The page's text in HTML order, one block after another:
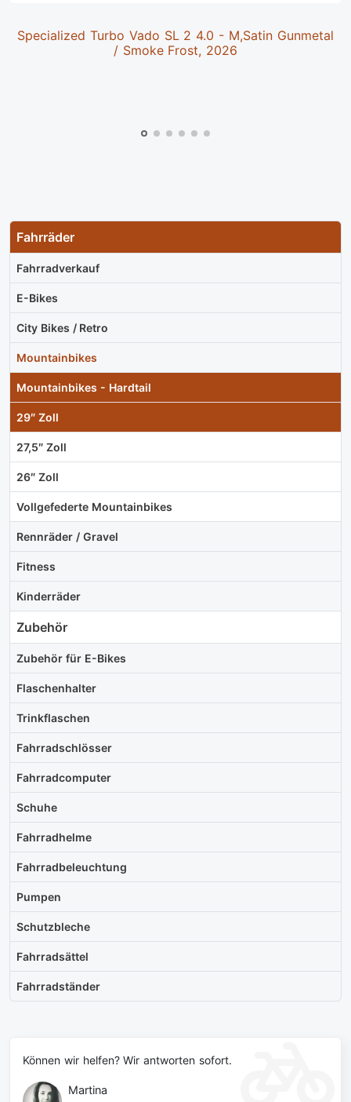
Fahrräder
Fahrradverkauf
E-Bikes
City Bikes / Retro
Mountainbikes
Mountainbikes - Hardtail
29″ Zoll
27,5″ Zoll
26″ Zoll
Vollgefederte Mountainbikes
Rennräder / Gravel
Fitness
Kinderräder
Zubehör
Zubehör für E-Bikes
Flaschenhalter
Trinkflaschen
Fahrradschlösser
Fahrradcomputer
Schuhe
Fahrradhelme
Fahrradbeleuchtung
Pumpen
Schutzbleche
Fahrradsättel
Fahrradständer
Können wir helfen? Wir antworten sofort.
Martina
Specialized Turbo Vado SL 2 4.0 - M,Satin Gunmetal
/ Smoke Frost, 2026